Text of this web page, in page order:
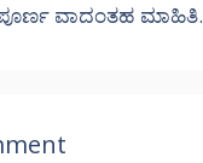
ವಾದಂತಹ ಮಾಹಿತಿ.